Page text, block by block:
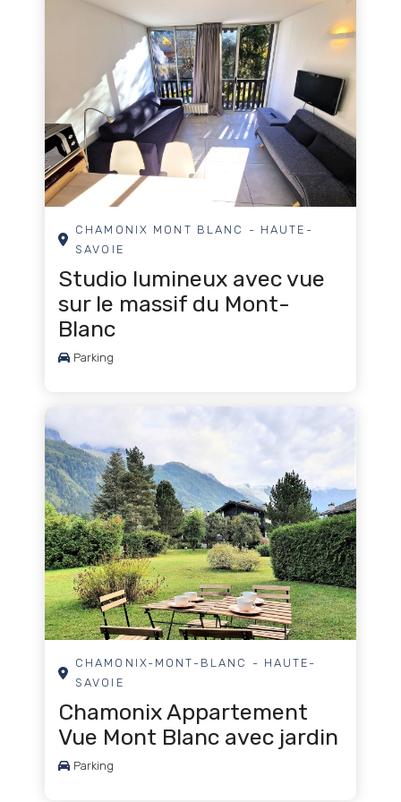
Jeux de raquette
Reconstitutions historiques
Retraite
Rafting en eaux vives
Escalade
Voile
Plongée sous-marine
Patinoire
Ecole de ski
Ski
Choses à voir
Squash
Tennis de table
Tennis - extérieur
Théâtre
Observer les trains
Volley-ball
Randonnée pédestre
Activités nautiques
CHAMONIX MONT BLANC - HAUTE-
SAVOIE
Studio lumineux avec vue
sur le massif du Mont-
Blanc
Parking
CHAMONIX-MONT-BLANC - HAUTE-
SAVOIE
Chamonix Appartement
Vue Mont Blanc avec jardin
Parking